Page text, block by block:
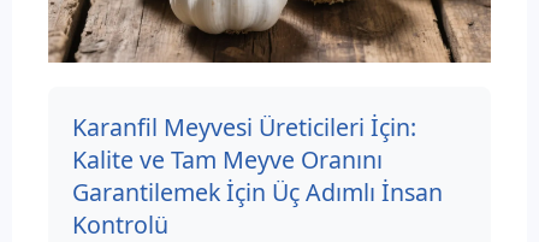
Karanfil Meyvesi Üreticileri İçin:
Kalite ve Tam Meyve Oranını
Garantilemek İçin Üç Adımlı İnsan
Kontrolü